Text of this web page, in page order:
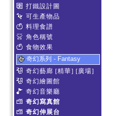
打鐵設計圖
可生產物品
料理食譜
角色稱號
食物效果
奇幻系列 - Fantasy
奇幻藝廊 [精華] [廣場]
奇幻繪圖館
奇幻音樂廳
奇幻寫真館
奇幻伸展台